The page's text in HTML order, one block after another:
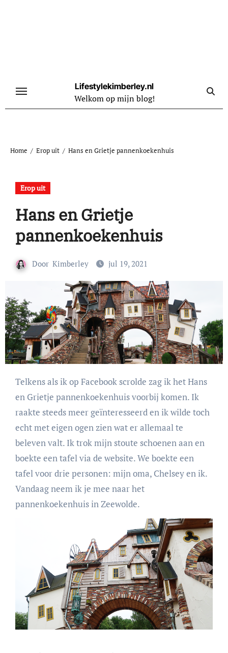
Lifestylekimberley.nl
Welkom op mijn blog!
Home Erop uit Hans en Grietje pannenkoekenhuis
Erop uit
Hans en Grietje
pannenkoekenhuis
Door Kimberley jul 19, 2021
Telkens als ik op Facebook scrolde zag ik het Hans
en Grietje pannenkoekenhuis voorbij komen. Ik
raakte steeds meer geïnteresseerd en ik wilde toch
echt met eigen ogen zien wat er allemaal te
beleven valt. Ik trok mijn stoute schoenen aan en
boekte een tafel via de website. We boekte een
tafel voor drie personen: mijn oma, Chelsey en ik.
Vandaag neem ik je mee naar het
pannenkoekenhuis in Zeewolde.